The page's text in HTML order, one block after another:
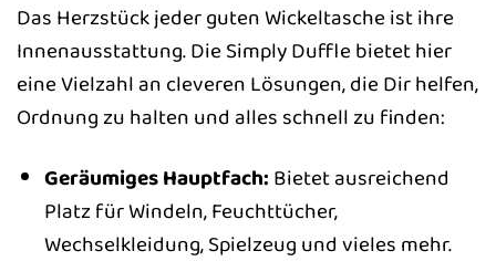
Das Herzstück jeder guten Wickeltasche ist ihre
Innenausstattung. Die Simply Duffle bietet hier
eine Vielzahl an cleveren Lösungen, die Dir helfen,
Ordnung zu halten und alles schnell zu finden:
Geräumiges Hauptfach: Bietet ausreichend
Platz für Windeln, Feuchttücher,
Wechselkleidung, Spielzeug und vieles mehr.